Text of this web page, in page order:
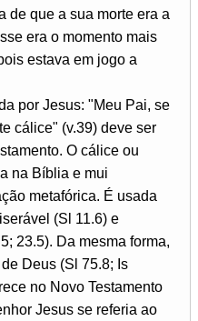
de que a sua morte era a
era o momento mais
estava em jogo a
por Jesus: "Meu Pai, se
cálice" (v.39) deve ser
O cálice ou
na Bíblia e mui
metafórica. É usada
(Sl 11.6) e
23.5). Da mesma forma,
Deus (Sl 75.8; Is
no Novo Testamento
Jesus se referia ao